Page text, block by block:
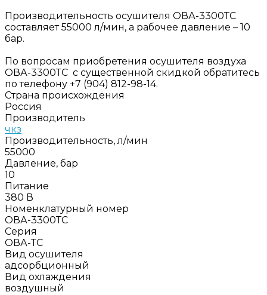
Производительность осушителя ОВА-3300ТС
составляет 55000 л/мин, а рабочее давление – 10
бар.
По вопросам приобретения осушителя воздуха
ОВА-3300ТС с существенной скидкой обратитесь
по телефону +7 (904) 812-98-14.
Страна происхождения
Россия
Производитель
чкз
Производительность, л/мин
55000
Давление, бар
10
Питание
380 В
Номенклатурный номер
ОВА-3300ТС
Серия
ОВА-ТС
Вид осушителя
адсорбционный
Вид охлаждения
воздушный